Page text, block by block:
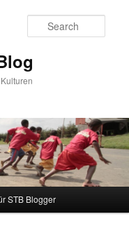
STB Blogger